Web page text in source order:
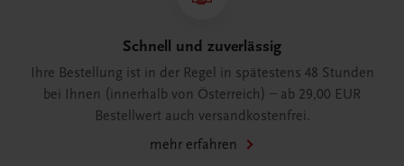
Schnell und zuverlässig
Ihre Bestellung ist in der Regel in spätestens 48 Stunden
bei Ihnen (innerhalb von Österreich) – ab 29,00 EUR
Bestellwert auch versandkostenfrei.
mehr erfahren